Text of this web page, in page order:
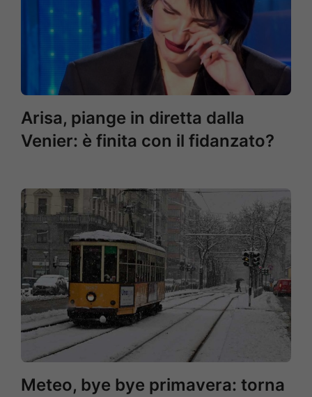
Arisa, piange in diretta dalla
Venier: è finita con il fidanzato?
Meteo, bye bye primavera: torna